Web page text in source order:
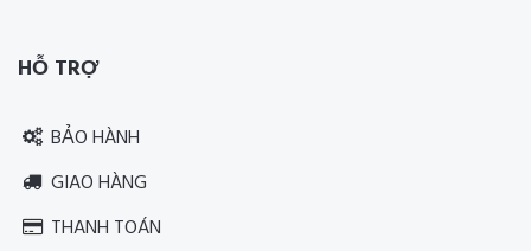
HỖ TRỢ
BẢO HÀNH
GIAO HÀNG
THANH TOÁN